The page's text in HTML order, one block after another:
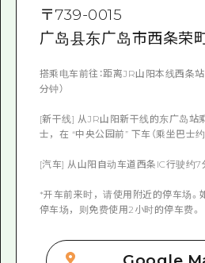
〒739-0015
广岛县东广岛市西条荣
搭乘电车前往：距离JR山阳本线西条
分钟）
[新干线] 从JR山阳新干线的东广岛站
士，在 “中央公园前” 下车（乘坐巴士
[汽车] 从山阳自动车道西条IC行驶约7
*开车前来时，请使用附近的停车场。
停车场，则免费使用2小时的停车费。